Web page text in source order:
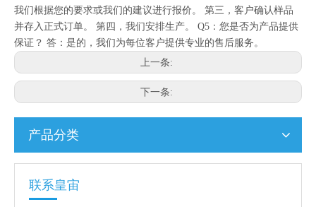
我们根据您的要求或我们的建议进行报价。 第三，客户确认样品
并存入正式订单。 第四，我们安排生产。 Q5：您是否为产品提供
保证？ 答：是的，我们为每位客户提供专业的售后服务。
上一条:
下一条:
产品分类
联系皇宙